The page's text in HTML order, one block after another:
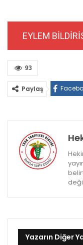
EYLEM
93
Paylaş
Yazarın Diğer